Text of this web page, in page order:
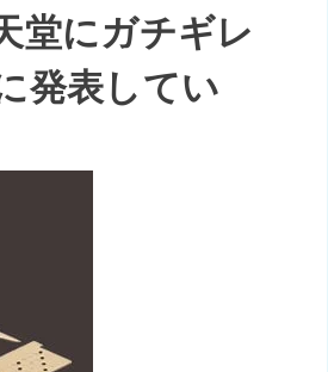
堂にガチギレ
発表してい